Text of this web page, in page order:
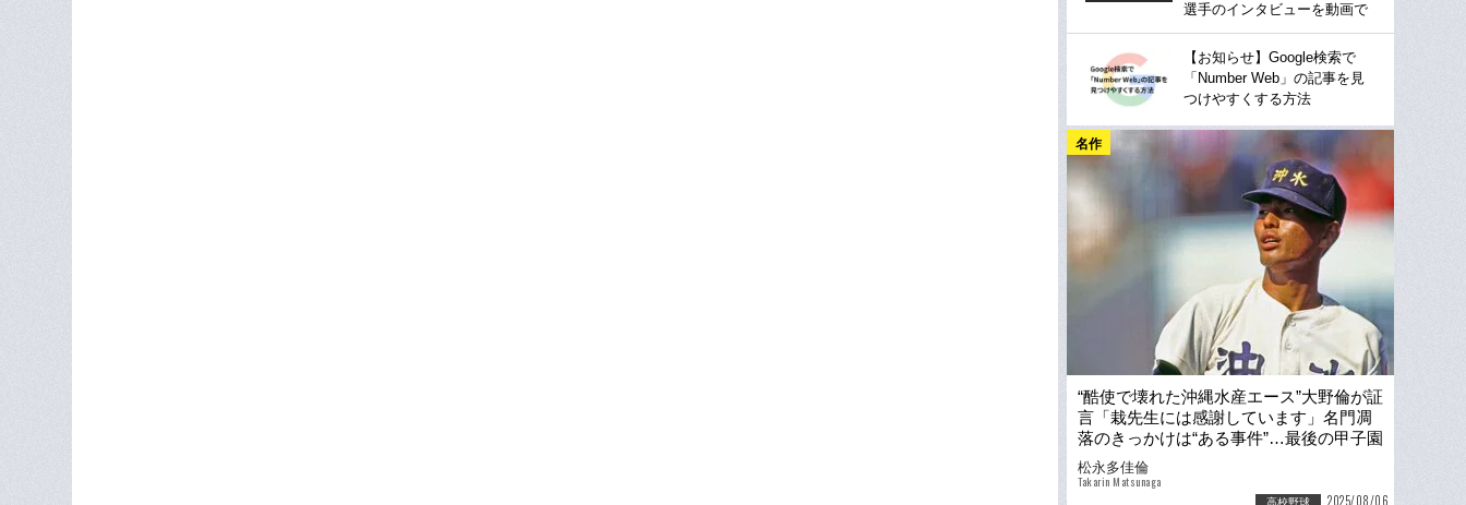
選手のインタビューを動画で
【お知らせ】Google検索で
「Number Web」の記事を見
つけやすくする方法
名作
“酷使で壊れた沖縄水産エース”大野倫が証
言「栽先生には感謝しています」名門凋
落のきっかけは“ある事件”…最後の甲子園
出場“98年最強世代”の無念
松永多佳倫
Takarin Matsunaga
高校野球 2025/08/06